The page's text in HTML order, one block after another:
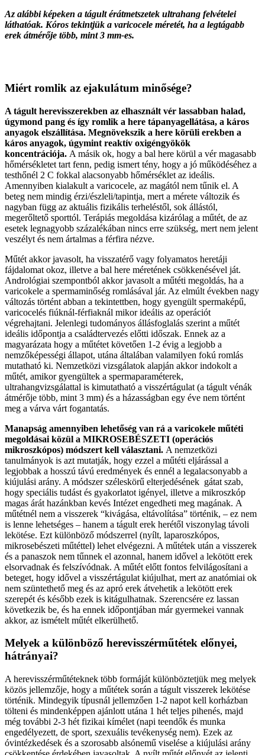
Az alábbi képeken a tágult érátmetszetek ultrahang felvételei
láthatóak. Kóros tekintjük a varicocele méretét, ha a legtágabb
erek átmérője több, mint 3 mm-es.
Miért romlik az ejakulátum minősége?
A tágult herevisszerekben az elhasznált vér lassabban halad,
úgymond pang és így romlik a here tápanyagellátása, a káros
anyagok elszállítása. Megnövekszik a here körüli erekben a
káros anyagok, úgymint reaktív oxigéngyökök
koncentrációja. A másik ok, hogy a bal here körül a vér magasabb
hőmérsékletet tart fenn, pedig ismert tény, hogy a jó működéséhez a
testhőnél 2 C fokkal alacsonyabb hőmérséklet az ideális.
Amennyiben kialakult a varicocele, az magától nem tűnik el. A
beteg nem mindig érzi/észleli/tapintja, mert a mérete változik és
nagyban függ az aktuális fizikális terheléstől, sok állástól,
megerőltető sporttól. Terápiás megoldása kizárólag a műtét, de az
esetek legnagyobb százalékában nincs erre szükség, mert nem jelent
veszélyt és nem ártalmas a férfira nézve.
Műtét akkor javasolt, ha visszatérő vagy folyamatos heretáji
fájdalomat okoz, illetve a bal here méretének csökkenésével ját.
Andrológiai szempontból akkor javasolt a műtéti megoldás, ha a
varicokele a spermaminőség romlásával jár. Az elmúlt években nagy
változás történt abban a tekintettben, hogy gyengült spermaképű,
varicocelés fiúknál-férfiaknál mikor ideális az operációt
végrehajtani. Jelenlegi tudományos állásfoglalás szerint a műtét
ideális időpontja a családtervezés előtti időszak. Ennek az a
magyarázata hogy a műtétet követően 1-2 évig a legjobb a
nemzőképességi állapot, utána általában valamilyen fokú romlás
mutatható ki. Nemzetközi vizsgálatok alapján akkor indokolt a
műtét, amikor gyengültek a spermaparaméterek,
ultrahangvizsgálattal is kimutatható a visszértágulat (a tágult vénák
átmérője több, mint 3 mm) és a házasságban egy éve nem történt
meg a várva várt fogantatás.
Manapság amennyiben lehetőség van rá a varicokele műtéti
megoldásai közül a MIKROSEBÉSZETI (operációs
mikroszkópos) módszert kell választani. A nemzetközi
tanulmányok is azt mutatják, hogy ezzel a műtéti eljárással a
legjobbak a hosszú távú eredmények és ennél a legalacsonyabb a
kiújulási arány. A módszer széleskörű elterjedésének gátat szab,
hogy speciális tudást és gyakorlatot igényel, illetve a mikroszkóp
magas árát hazánkban kevés Intézet engedheti meg magának. A
műtétnél nem a visszerek “kivágása, eltávolítása” történik, – ez nem
is lenne lehetséges – hanem a tágult erek herétől viszonylag távoli
lekötése. Ezt különböző módszerrel (nyílt, laparoszkópos,
mikrosebészeti műtéttel) lehet elvégezni. A műtétek után a visszerek
és a panaszok nem tűnnek el azonnal, hanem idővel a lekötött erek
elsorvadnak és felszívódnak. A műtét előtt fontos felvilágosítani a
beteget, hogy idővel a visszértágulat kiújulhat, mert az anatómiai ok
nem szüntethető meg és az apró erek átvehetik a lekötött erek
szerepét és később ezek is kitágulhatnak. Szerencsére ez lassan
következik be, és ha ennek időpontjában már gyermekei vannak
akkor, az ismételt műtét elkerülhető.
Melyek a különböző herevisszérműtétek előnyei,
hátrányai?
A herevisszérműtéteknek több formáját különböztetjük meg melyek
közös jellemzője, hogy a műtétek során a tágult visszerek lekötése
történik. Mindegyik típusnál jellemzően 1-2 napot kell korházban
tölteni és mindenképpen ajánlott utána 1 hét teljes pihenés, majd
még további 2-3 hét fizikai kímélet (napi teendők és munka
engedélyezett, de sport, szexuális tevékenység nem). Ezek az
óvintézkedések és a szorosabb alsónemű viselése a kiújulási arány